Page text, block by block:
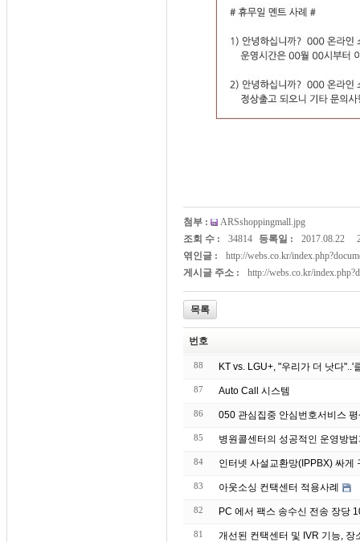
첨부 :
ARSshoppingmall.jpg
조회 수 :
34814 등록일 : 2017.08.22
엮인글 :
http://webs.co.kr/
게시글 주소 :
http://webs.co.kr/
목록
번호
88 KT vs. LGU+, "우리가 더 낫다"..'
87 Auto Call 시스템
86 050 관심집중 안심번호서비스
85 병원콜센터의 성공적인 운영방
84 인터넷 사설교환망(IPPBX) 싸게
83 아웃소싱 컨택센터 적용사례
82 PC 에서 팩스 송수신 전송 장당
81 개선된 컨택센터 및 IVR 기능, 장